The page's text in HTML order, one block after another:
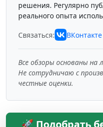
решения. Регулярно
реального опыта
Связаться: ВКонтакте
Все обзоры основаны
Не сотрудничаю с
честные оценки.
🚀 Подобрать